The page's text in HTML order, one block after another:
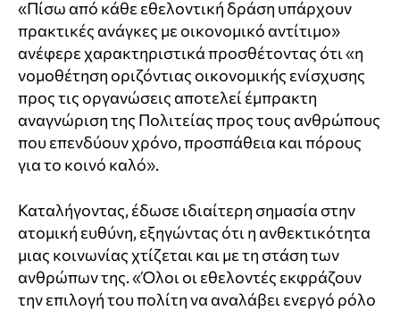
«Πίσω από κάθε εθελοντική δράση υπάρχουν
πρακτικές ανάγκες με οικονομικό αντίτιμο»
ανέφερε χαρακτηριστικά προσθέτοντας ότι «η
νομοθέτηση οριζόντιας οικονομικής ενίσχυσης
προς τις οργανώσεις αποτελεί έμπρακτη
αναγνώριση της Πολιτείας προς τους ανθρώπους
που επενδύουν χρόνο, προσπάθεια και πόρους
για το κοινό καλό».
Καταλήγοντας, έδωσε ιδιαίτερη σημασία στην
ατομική ευθύνη, εξηγώντας ότι η ανθεκτικότητα
μιας κοινωνίας χτίζεται και με τη στάση των
ανθρώπων της. «Όλοι οι εθελοντές εκφράζουν
την επιλογή του πολίτη να αναλάβει ενεργό ρόλο